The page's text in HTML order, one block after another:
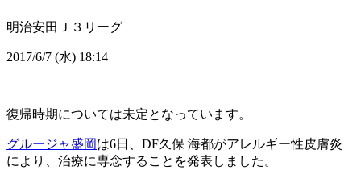
明治安田Ｊ３リーグ
2017/6/7 (水) 18:14
復帰時期については未定となっています。
グルージャ盛岡は6日、DF久保 海都がアレルギー性皮膚炎
により、治療に専念することを発表しました。